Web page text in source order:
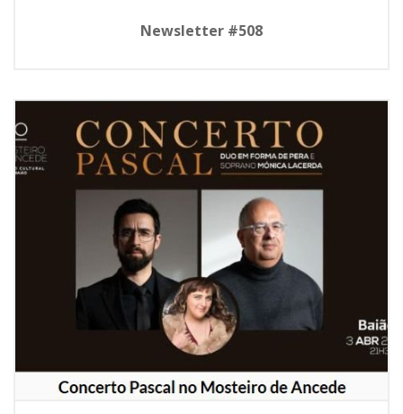
Newsletter #508